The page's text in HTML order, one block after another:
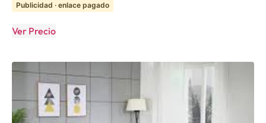
Publicidad · enlace pagado
Ver Precio